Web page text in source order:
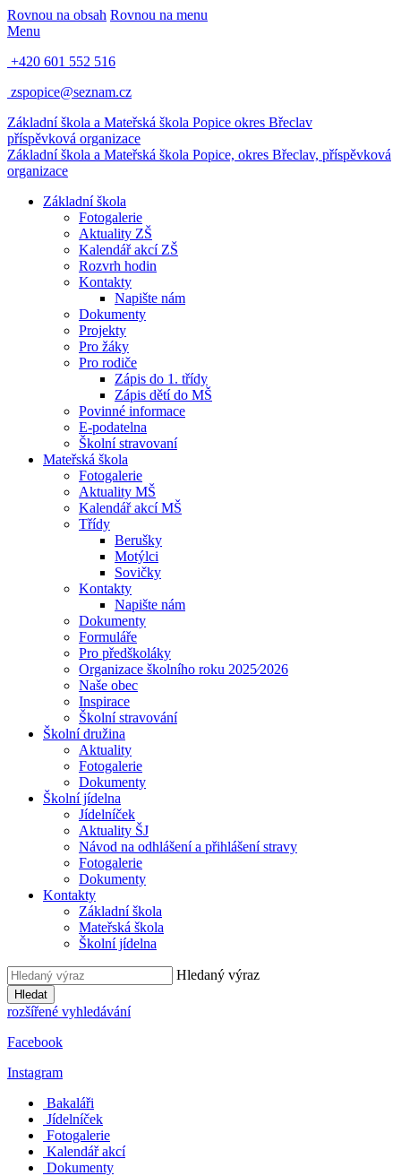
Rovnou na obsah Rovnou na menu
Menu
+420 601 552 516
zspopice@seznam.cz
Základní škola a Mateřská škola Popice okres Břeclav
příspěvková organizace
Základní škola a Mateřská škola Popice, okres Břeclav, příspěvková
organizace
Základní škola
Fotogalerie
Aktuality ZŠ
Kalendář akcí ZŠ
Rozvrh hodin
Kontakty
Napište nám
Dokumenty
Projekty
Pro žáky
Pro rodiče
Zápis do 1. třídy
Zápis dětí do MŠ
Povinné informace
E-podatelna
Školní stravovaní
Mateřská škola
Fotogalerie
Aktuality MŠ
Kalendář akcí MŠ
Třídy
Berušky
Motýlci
Sovičky
Kontakty
Napište nám
Dokumenty
Formuláře
Pro předškoláky
Organizace školního roku 2025⁄2026
Naše obec
Inspirace
Školní stravování
Školní družina
Aktuality
Fotogalerie
Dokumenty
Školní jídelna
Jídelníček
Aktuality ŠJ
Návod na odhlášení a přihlášení stravy
Fotogalerie
Dokumenty
Kontakty
Základní škola
Mateřská škola
Školní jídelna
Hledaný výraz
Hledat
rozšířené vyhledávání
Facebook
Instagram
Bakaláři
Jídelníček
Fotogalerie
Kalendář akcí
Dokumenty